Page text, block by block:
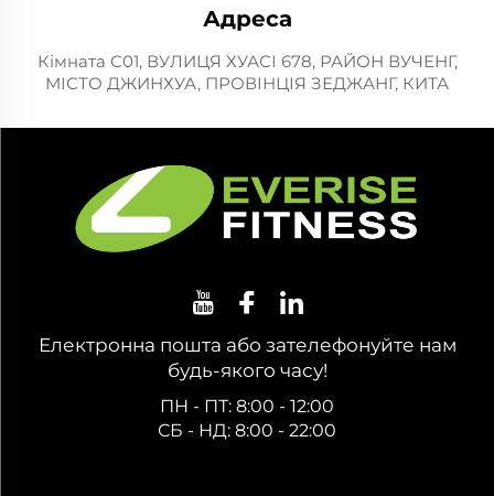
Адреса
Кімната C01, ВУЛИЦЯ ХУАСІ 678, РАЙОН ВУЧЕНГ,
МІСТО ДЖИНХУА, ПРОВІНЦІЯ ЗЕДЖАНГ, КИТА
Електронна пошта або зателефонуйте нам
будь-якого часу!
ПН - ПТ: 8:00 - 12:00
СБ - НД: 8:00 - 22:00